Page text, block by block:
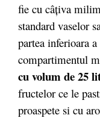
fie cu câţiva
standard vaselor
partea inferioara
compartimentul
cu volum de 25
fructelor ce le
proaspete si cu